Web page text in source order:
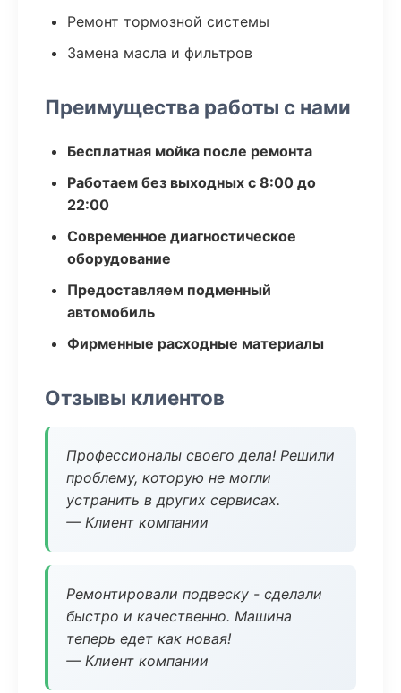
Ремонт тормозной системы
Замена масла и фильтров
Преимущества работы с нами
Бесплатная мойка после ремонта
Работаем без выходных с 8:00 до
22:00
Современное диагностическое
оборудование
Предоставляем подменный
автомобиль
Фирменные расходные материалы
Отзывы клиентов
Профессионалы своего дела! Решили
проблему, которую не могли
устранить в других сервисах.
— Клиент компании
Ремонтировали подвеску - сделали
быстро и качественно. Машина
теперь едет как новая!
— Клиент компании